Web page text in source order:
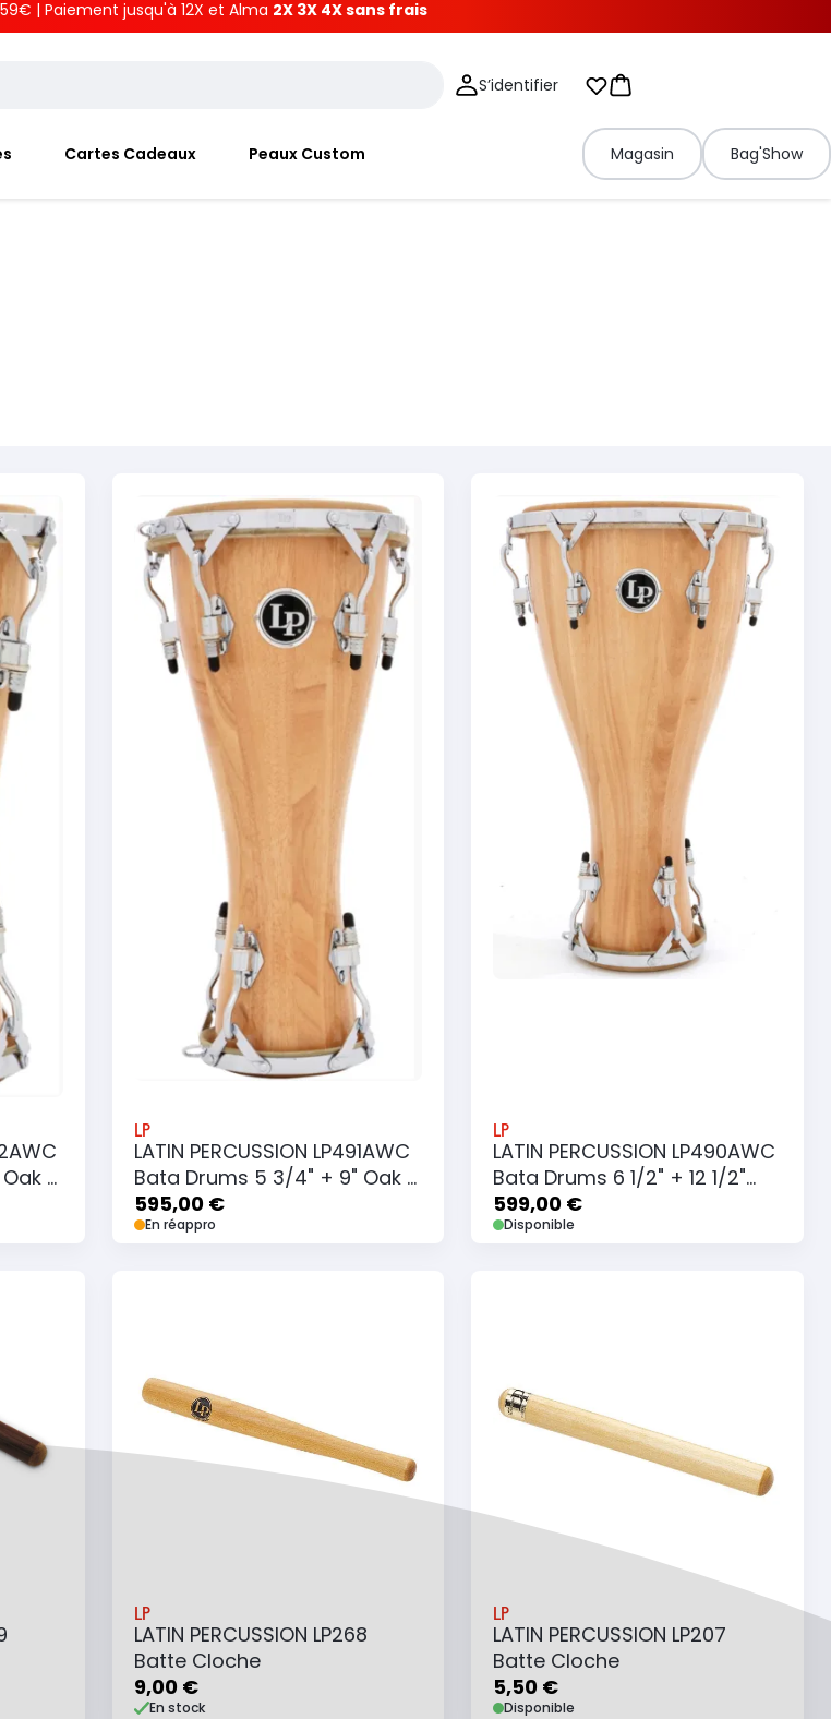
| Paiement jusqu'à 12X et Alma 2X 3X 4X sans frais
S’identifier Mes listes d'envies
Panier
Cartes Cadeaux Peaux Custom Magasin Bag'Show
+
LP
LATIN PERCUSSION LP491AWC
Bata Drums 5 3/4" + 9" Oak +
Bandouliere
595,00 €
En réappro
LP
LATIN PERCUSSION LP490AWC
Bata Drums 6 1/2" + 12 1/2"
Oak + Bandouliere
599,00 €
Disponible
LP
LATIN PERCUSSION LP268
Batte Cloche
9,00 €
En stock
LP
LATIN PERCUSSION LP207
Batte Cloche
5,50 €
Disponible